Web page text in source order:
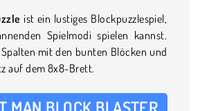
ist ein lustiges Blockpuzzlespiel,
Spielmodi spielen kannst.
mit den bunten Blöcken und
auf dem 8x8-Brett.